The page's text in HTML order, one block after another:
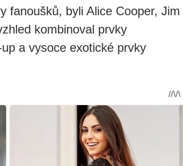
fanoušků, byli Alice Cooper, Jim
kombinoval prvky
a vysoce exotické prvky